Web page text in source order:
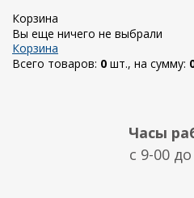
Корзина
Вы еще ничего не выбрали
Корзина
Всего товаров: 0 шт., на сумму:
Часы
c 9-00